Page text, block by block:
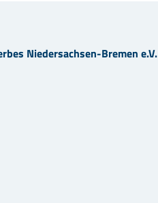
Niedersachsen-Bremen e.V.